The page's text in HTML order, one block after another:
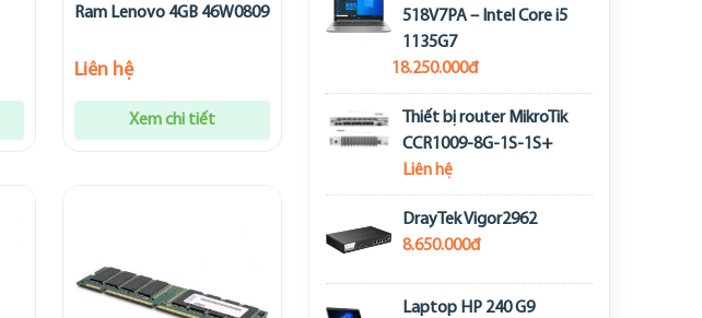
Ram Lenovo 4GB 46W0809
Liên hệ
Xem chi tiết
518V7PA – Intel Core i5
1135G7
18.250.000đ
Thiết bị router MikroTik
CCR1009-8G-1S-1S+
Liên hệ
DrayTek Vigor2962
8.650.000đ
Laptop HP 240 G9